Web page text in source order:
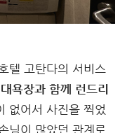
텔 고탄다의 서비스
욕장과 함께 런드리
없어서 사진을 찍었
님이 많았던 관계로